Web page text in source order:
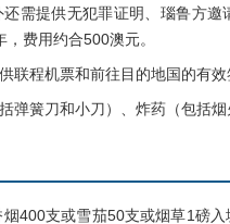
提供无犯罪证明、瑙鲁方邀
费用约合500澳元。
程机票和前往目的地国的有效
簧刀和小刀）、炸药（包括烟
支或雪茄50支或烟草1磅入